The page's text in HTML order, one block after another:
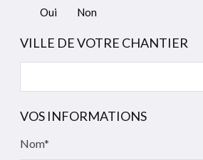
Oui Non
VILLE DE VOTRE CHANTIER
VOS INFORMATIONS
Nom*